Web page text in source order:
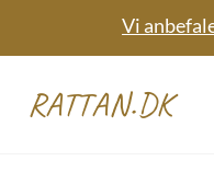
Vi
RATTAN.DK